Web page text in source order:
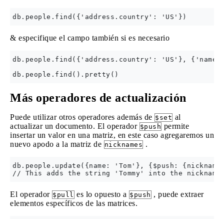
& especifique el campo también si es necesario
db.people.find({'address.country': 'US'},
Más operadores de actualización
Puede utilizar otros operadores además de $set al
actualizar un documento. El operador $push permite
insertar un valor en una matriz, en este caso agregaremos un
nuevo apodo a la matriz de nicknames .
db.people.update({name: 'Tom'}, {$push:
El operador $pull es lo opuesto a $push , puede extraer
elementos específicos de las matrices.